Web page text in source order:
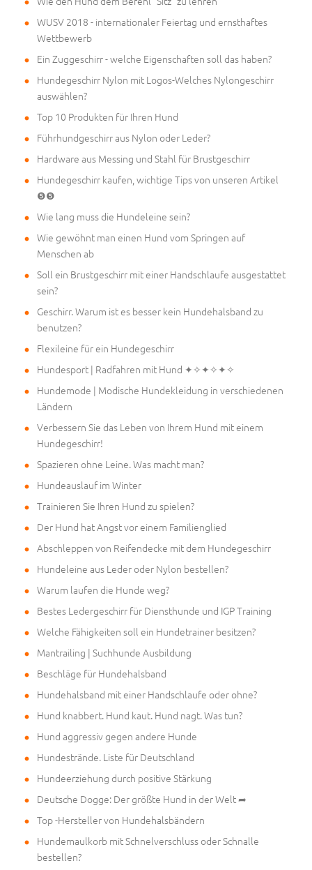
WUSV 2018 - internationaler Feiertag und ernsthaftes
Wettbewerb
Ein Zuggeschirr - welche Eigenschaften soll das haben?
Hundegeschirr Nylon mit Logos-Welches Nylongeschirr
auswählen?
Top 10 Produkten für Ihren Hund
Führhundgeschirr aus Nylon oder Leder?
Hardware aus Messing und Stahl für Brustgeschirr
Hundegeschirr kaufen, wichtige Tips von unseren Artikel
❺❺
Wie lang muss die Hundeleine sein?
Wie gewöhnt man einen Hund vom Springen auf
Menschen ab
Soll ein Brustgeschirr mit einer Handschlaufe ausgestattet
sein?
Geschirr. Warum ist es besser kein Hundehalsband zu
benutzen?
Flexileine für ein Hundegeschirr
Hundesport | Radfahren mit Hund ✦✧✦✧✦✧
Hundemode | Modische Hundekleidung in verschiedenen
Ländern
Verbessern Sie das Leben von Ihrem Hund mit einem
Hundegeschirr!
Spazieren ohne Leine. Was macht man?
Hundeauslauf im Winter
Trainieren Sie Ihren Hund zu spielen?
Der Hund hat Angst vor einem Familienglied
Abschleppen von Reifendecke mit dem Hundegeschirr
Hundeleine aus Leder oder Nylon bestellen?
Warum laufen die Hunde weg?
Bestes Ledergeschirr für Diensthunde und IGP Training
Welche Fähigkeiten soll ein Hundetrainer besitzen?
Mantrailing | Suchhunde Ausbildung
Beschläge für Hundehalsband
Hundehalsband mit einer Handschlaufe oder ohne?
Hund knabbert. Hund kaut. Hund nagt. Was tun?
Hund aggressiv gegen andere Hunde
Hundestrände. Liste für Deutschland
Hundeerziehung durch positive Stärkung
Deutsche Dogge: Der größte Hund in der Welt ➦
Top -Hersteller von Hundehalsbändern
Hundemaulkorb mit Schnelverschluss oder Schnalle
bestellen?